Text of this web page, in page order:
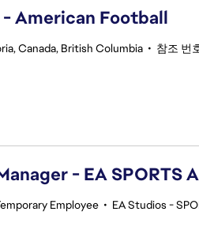
American Football
Canada, British Columbia • 참조 번
- EA SPORTS
Employee • EA Studios -